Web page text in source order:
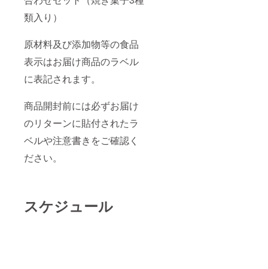
類入り）
原材料及び添加物等の食品
表示はお届け商品のラベル
に表記されます。
商品開封前には必ずお届け
のリターンに貼付されたラ
ベルや注意書きをご確認く
ださい。
スケジュール